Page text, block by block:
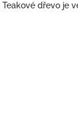
Teakové dřevo je